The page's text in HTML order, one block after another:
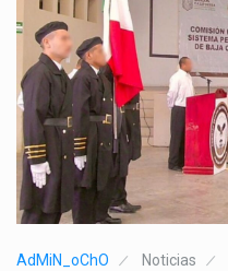
AdMiN_oChO Noticias